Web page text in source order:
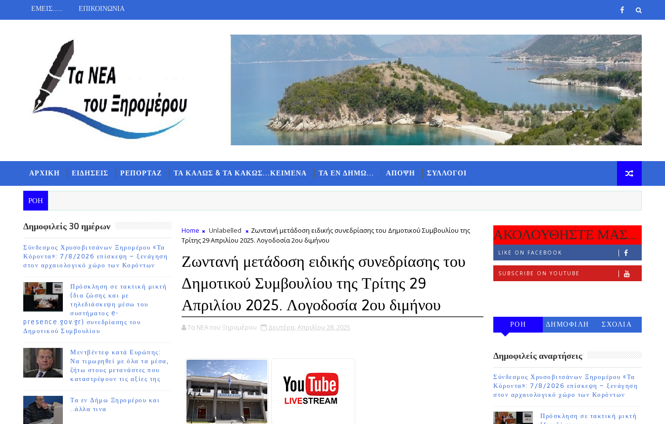
ΕΜΕΙΣ....... ΕΠΙΚΟΙΝΩΝΙΑ
ΑΡΧΙΚΗ ΕΙΔΗΣΕΙΣ ΡΕΠΟΡΤΑΖ ΤΑ ΚΑΛΩΣ & ΤΑ ΚΑΚΩΣ...ΚΕΙΜΕΝΑ ΤΑ ΕΝ ΔΗΜΩ... ΑΠΟΨΗ ΣΥΛΛΟΓΟΙ
ΡΟΗ
Δημοφιλείς 30 ημέρων
Σύνδεσμος Χρυσοβιτσάνων Ξηρομέρου «Τα
Κόροντα»: 7/8/2026 επίσκεψη – ξενάγηση
στον αρχαιολογικό χώρο των Κορόντων
Πρόσκληση σε τακτική μικτή
(δια ζώσης και με
τηλεδιάσκεψη μέσω του
συστήματος e-
presence.gov.gr) συνεδρίασης του
Δημοτικού Συμβουλίου
Μεντβέντεφ κατά Ευρώπης:
Να τιμωρηθεί με όλα τα μέσα,
ζήτω στους μετανάστες που
καταστρέφουν τις αξίες της
Τα εν Δήμω Ξηρομέρου και
..άλλα τινα
Home Unlabelled
Ζωντανή μετάδοση ειδικής συνεδρίασης του Δημοτικού Συμβουλίου της
Τρίτης 29 Απριλίου 2025. Λογοδοσία 2ου διμήνου
Ζωντανή μετάδοση ειδικής συνεδρίασης του
Δημοτικού Συμβουλίου της Τρίτης 29
Απριλίου 2025. Λογοδοσία 2ου διμήνου
Τα ΝΕΑ του Ξηρομέρου Δευτέρα, Απριλίου 28, 2025
ΑΚΟΛΟΥΘΗΣΤΕ ΜΑΣ...
LIKE ON FACEBOOK
SUBSCRIBE ON YOUTUBE
ΡΟΗ
ΔΗΜΟΦΙΛΗ
ΣΧΟΛΙΑ
Δημοφιλείς αναρτήσεις
Σύνδεσμος Χρυσοβιτσάνων Ξηρομέρου «Τα
Κόροντα»: 7/8/2026 επίσκεψη – ξενάγηση
στον αρχαιολογικό χώρο των Κορόντων
Πρόσκληση σε τακτική μικτή